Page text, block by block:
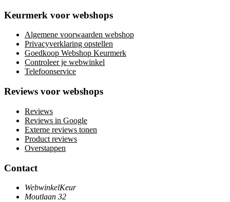
Keurmerk voor webshops
Algemene voorwaarden webshop
Privacyverklaring opstellen
Goedkoop Webshop Keurmerk
Controleer je webwinkel
Telefoonservice
Reviews voor webshops
Reviews
Reviews in Google
Externe reviews tonen
Product reviews
Overstappen
Contact
WebwinkelKeur
Moutlaan 32